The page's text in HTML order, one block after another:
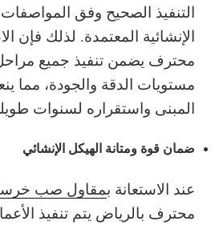
التنفيذ الصحيح وفق المواصفات
الإنشائية المعتمدة. لذلك فإن
محترف يضمن تنفيذ جميع
مستويات الدقة والجودة، مما
المبنى واستقراره لسنوات
ضمان قوة ومتانة الهيكل الإنشائي
عند الاستعانة بمقاول صب
محترف بالرياض يتم تنفيذ